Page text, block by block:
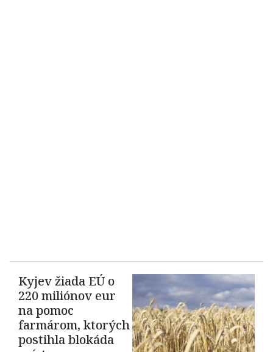
Kyjev žiada EÚ o
220 miliónov eur
na pomoc
farmárom, ktorých
postihla blokáda